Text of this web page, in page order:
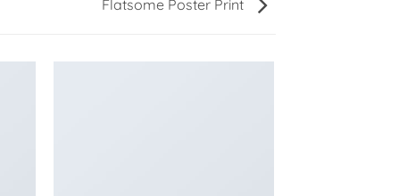
Flatsome Poster Print